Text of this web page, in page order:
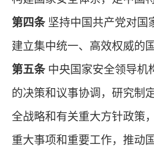
第四条坚持中国共产党对国
建立集中统一、高效权威的
第五条中央国家安全领导机
的决策和议事协调，研究制
全战略和有关重大方针政策
重大事项和重要工作，推动